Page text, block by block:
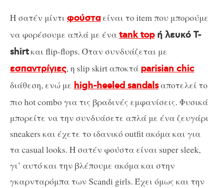
Η σατέν μίντι φούσταείναι το item που μπορούμε
να φορέσουμε απλά με έναtank topή λευκό T-
shirtκαι flip-flops. Όταν συνδυάζεται με
εσπαντρίγιες, η slip skirt αποκτά parisian chic
διάθεση, ενώ με high-heeled sandalsαποτελεί το
πιο hot combo για τις βραδινές εμφανίσεις. Φυσικά
μπορείτε να την συνδυάσετε απλά με ένα ζευγάρι
sneakers και έχετε το ιδανικό outfit ακόμα και για
τα casual looks. Η σατέν φούστα είναι super sleek,
γι’ αυτό και την βλέπουμε ακόμα και στην
γκαρνταρόμπα των Scandi girls. Έχει όμως και την